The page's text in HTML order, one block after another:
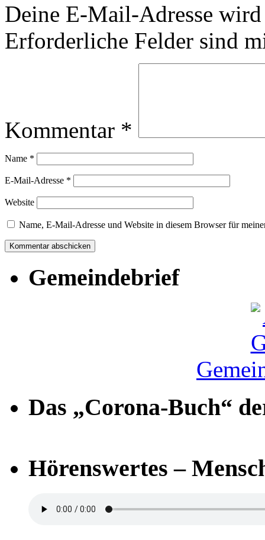
Deine E-Mail-Adresse
Erforderliche Felder sind
Kommentar *
Name *
E-Mail-Adresse *
Website
Name, E-Mail-Adresse und Website in diesem Browser für
Gemeindebrief
Das „Corona-Buch“
Hörenswertes –